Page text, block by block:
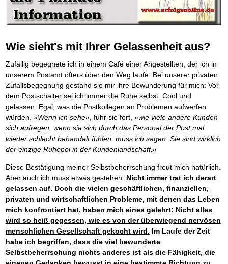
Der Finanzmanager
Behalten Sie den Überblick
Nützliche Problemlösungen
Vermögenssicherung durch GbR-Vertrag
GbR als Einzelperson gründen
Sich rechtlich einrichten
Schützen Sie sich
Stiftung gründen und profitabel vermarkten
Gründen Sie Ihre Stiftung
Suchmaschinenoptimierung mit der Top10-Checkliste
Platzieren Sie sich bei Google ganz oben
Die Macht des Schuldners (Hörbuch)
Jetzt neu für Unterwegs
Der Schuldenkalkulator
Mach Pleite und starte durch TIPP
Vermögenssicherung durch GbR-Vertrag NEU
Schutzwall für Hab und Gut
Schach dem Gerichtsvollzieher
Gerichtsvollziehervorschriften nutzen
Weiße Weste durch UmzugTIPP
Das Meldesystem clever nutzen
Die Betablocker Insolvenz NEU
Insolvenzantrag abwehren
Finanzielle Freiheit trotz InsolvenzTIPP
Wie man mit Pfändungen umgeht BRANDNEU
Bestens informiert sein
TV-Lehrgang: Wie man mit Pfändungen umgeht EMPFEHLUNG
Schnell und kompakt
Schach der SCHUFA FRISCH EINGETROFFEN
Schnell eine saubere SCHUFA
Das richtige Post-Know-How NEUERSCHEINUNG
Ihren Zeitgewinn maximieren
GbR-Vertrag mit beschränkter Haftung
GbR als Einzelperson gründen
Frei Fahrt ohne Punkte
Kaufe doch Deine Schulden BRANDNEU
Die geniale Lösung zum schnellen Schuldenabbau
Der Weg zur finanziellen Freiheit
Ohne Probleme clever Texten und Schreiben
Die Macht des Telefax NEU
Zeit & Kommunikationsgewinn
Mittel gegen Titel EMPFEHLUNG
Sichern Sie Einkommen und Vermögenswerte 100%-tig ab
Bekannt wie ein bunter Hund im Internet INTERNET-TIPP
Schreib Dich reich SCHREIB VERTRIEBS TIPP
Wie sieht's mit Ihrer Gelassenheit aus?
Zufällig begegnete ich in einem Café einer Angestellten, der ich in
unserem Postamt öfters über den Weg laufe. Bei unserer privaten
Zufallsbegegnung gestand sie mir ihre Bewunderung für mich: Vor
dem Postschalter sei ich immer die Ruhe selbst. Cool und
gelassen. Egal, was die Postkollegen an Problemen aufwerfen
würden. »Wenn ich sehe«, fuhr sie fort, »wie viele andere Kunden
sich aufregen, wenn sie sich durch das Personal der Post mal
wieder schlecht behandelt fühlen, muss ich sagen: Sie sind wirklich
der einzige Ruhepol in der Kundenlandschaft.«
Diese Bestätigung meiner Selbstbeherrschung freut mich natürlich.
Aber auch ich muss etwas gestehen: Nicht immer trat ich derart
gelassen auf. Doch die vielen geschäftlichen, finanziellen,
privaten und wirtschaftlichen Probleme, mit denen das Leben
mich konfrontiert hat, haben mich eines gelehrt: Nicht alles
wird so heiß gegessen, wie es von der überwiegend nervösen
menschlichen Gesellschaft gekocht wird. Im Laufe der Zeit
habe ich begriffen, dass die viel bewunderte
Selbstbeherrschung nichts anderes ist als die Fähigkeit, die